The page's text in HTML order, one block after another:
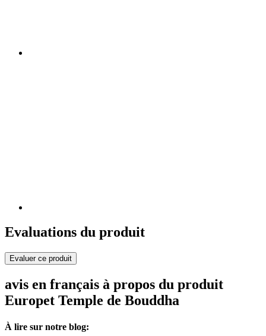
Evaluations du produit
Evaluer ce produit
avis en français à propos du produit
Europet Temple de Bouddha
À lire sur notre blog: